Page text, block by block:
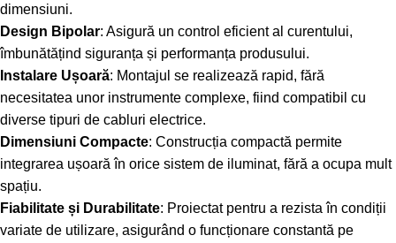
dimensiuni.
Design Bipolar: Asigură un control eficient al curentului,
îmbunătățind siguranța și performanța produsului.
Instalare Ușoară: Montajul se realizează rapid, fără
necesitatea unor instrumente complexe, fiind compatibil cu
diverse tipuri de cabluri electrice.
Dimensiuni Compacte: Construcția compactă permite
integrarea ușoară în orice sistem de iluminat, fără a ocupa mult
spațiu.
Fiabilitate și Durabilitate: Proiectat pentru a rezista în condiții
variate de utilizare, asigurând o funcționare constantă pe